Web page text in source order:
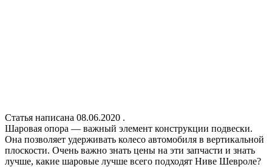
Статья написана 08.06.2020 .
Шаровая опора — важный элемент конструкции подвески.
Она позволяет удерживать колесо автомобиля в вертикальной
плоскости. Очень важно знать цены на эти запчасти и знать
лучше, какие шаровые лучше всего подходят Ниве Шевроле?